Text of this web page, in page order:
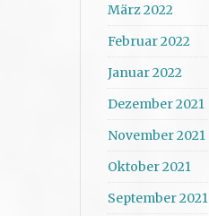
März 2022
Februar 2022
Januar 2022
Dezember 2021
November 2021
Oktober 2021
September 2021